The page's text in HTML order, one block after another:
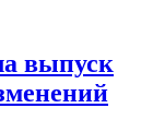
выпуск